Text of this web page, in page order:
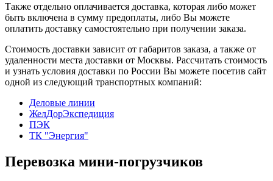
Также отдельно оплачивается доставка, которая либо может
быть включена в сумму предоплаты, либо Вы можете
оплатить доставку самостоятельно при получении заказа.
Стоимость доставки зависит от габаритов заказа, а также от
удаленности места доставки от Москвы. Рассчитать стоимость
и узнать условия доставки по России Вы можете посетив сайт
одной из следующий транспортных компаний:
Деловые линии
ЖелДорЭкспедиция
ПЭК
ТК "Энергия"
Перевозка мини-погрузчиков